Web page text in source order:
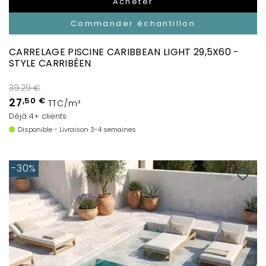
Commander échantillon
CARRELAGE PISCINE CARIBBEAN LIGHT 29,5X60 -
STYLE CARRIBÉEN
39.29 €
27,50 € TTC/m²
Déjà 4+ clients
Disponible - Livraison 3-4 semaines
favorite_border
-30%